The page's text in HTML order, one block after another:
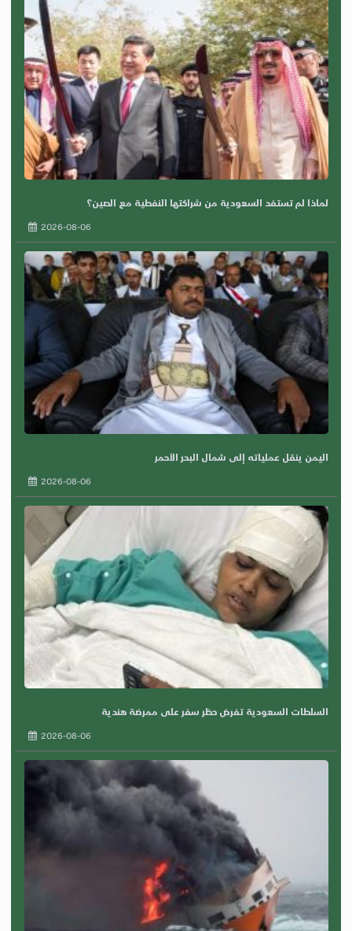
لماذا لم تستفد السعودية من شراكتها النفطية مع الصين؟
2026-08-06
اليمن ينقل عملياته إلى شمال البحر الأحمر
2026-08-06
السلطات السعودية تفرض حظر سفر على ممرضة هندية
2026-08-06